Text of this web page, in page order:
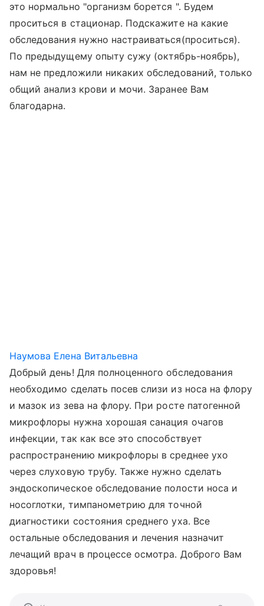
это нормально "организм борется ". Будем
проситься в стационар. Подскажите на какие
обследования нужно настраиваться(проситься).
По предыдущему опыту сужу (октябрь-ноябрь),
нам не предложили никаких обследований, только
общий анализ крови и мочи. Заранее Вам
благодарна.
Наумова Елена Витальевна
Добрый день! Для полноценного обследования
необходимо сделать посев слизи из носа на флору
и мазок из зева на флору. При росте патогенной
микрофлоры нужна хорошая санация очагов
инфекции, так как все это способствует
распространению микрофлоры в среднее ухо
через слуховую трубу. Также нужно сделать
эндоскопическое обследование полости носа и
носоглотки, тимпанометрию для точной
диагностики состояния среднего уха. Все
остальные обследования и лечения назначит
лечащий врач в процессе осмотра. Доброго Вам
здоровья!